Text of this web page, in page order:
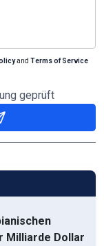
and Terms of Service
geprüft
Milliarde Dollar